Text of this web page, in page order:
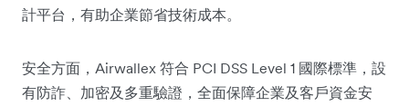
計平台，有助企業節省技術成本。
安全方面，Airwallex 符合 PCI DSS Level 1 國際標準，設
有防詐、加密及多重驗證，全面保障企業及客戶資金安